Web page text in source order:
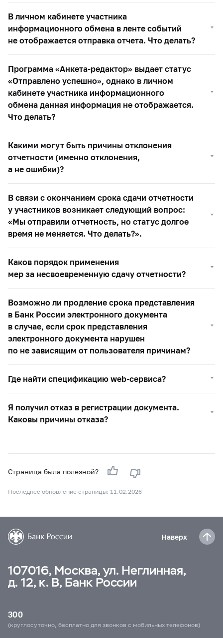
В личном кабинете участника
информационного обмена в ленте событий
не отображается отправка отчета. Что делать?
Программа «Анкета-редактор» выдает статус
«Отправлено успешно», однако в личном
кабинете участника информационного
обмена данная информация не отображается.
Что делать?
Какими могут быть причины отклонения
отчетности (именно отклонения,
а не ошибки)?
В связи с окончанием срока сдачи отчетности
у участников возникает следующий вопрос:
«Мы отправили отчетность, но статус долгое
время не меняется. Что делать?».
Каков порядок применения
мер за несвоевременную сдачу отчетности?
Возможно ли продление срока представления
в Банк России электронного документа
в случае, если срок представления
электронного документа нарушен
по не зависящим от пользователя причинам?
Где найти спецификацию web-сервиса?
Я получил отказ в регистрации документа.
Каковы причины отказа?
Страница была полезной?
Последнее обновление страницы: 11.02.2026
Наверх
107016, Москва, ул. Неглинная,
д. 12, к. В, Банк России
300
(круглосуточно, бесплатно для звонков с мобильных телефонов)